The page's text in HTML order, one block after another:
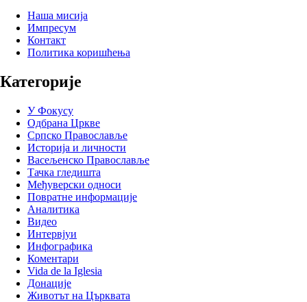
Наша мисија
Импресум
Контакт
Политика коришћења
Категорије
У Фокусу
Одбрана Цркве
Српско Православље
Историја и личности
Васељенско Православље
Тачка гледишта
Међуверски односи
Повратне информације
Аналитика
Видео
Интервјуи
Инфографика
Коментари
Vida de la Iglesia
Донације
Животът на Църквата